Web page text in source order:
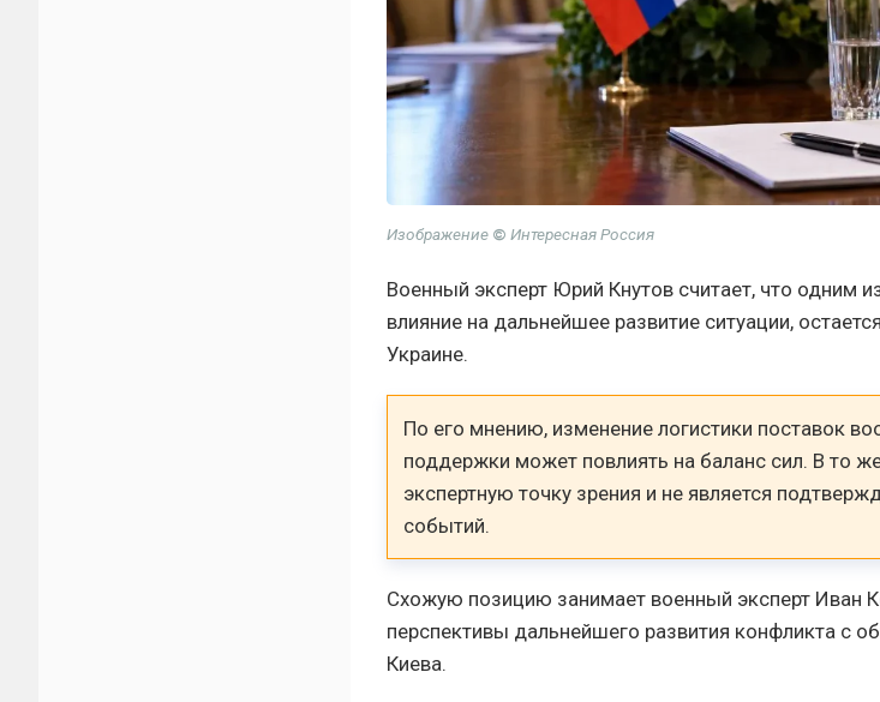
Изображение © Интересная Россия
Военный эксперт Юрий Кнутов считает, что одним
влияние на дальнейшее развитие ситуации,
Украине.
По его мнению, изменение логистики поставок
поддержки может повлиять на баланс сил. В то
экспертную точку зрения и не является
событий.
Схожую позицию занимает военный эксперт Иван
перспективы дальнейшего развития конфликта с
Киева.